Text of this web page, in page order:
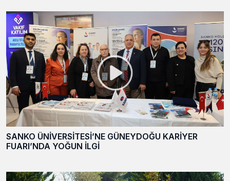
SANKO ÜNİVERSİTESİ’NE GÜNEYDOĞU KARİYER
FUARI’NDA YOĞUN İLGİ